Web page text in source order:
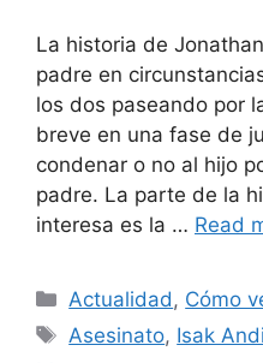
La historia de
padre en
los dos paseando por
breve en una fase de
condenar o no al hijo
padre. La parte de la
interesa es la … Read
Categories
Actualidad, Cómo
Tags
Asesinato, Isak